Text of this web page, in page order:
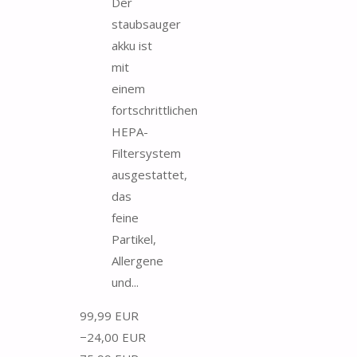
staubsauger
akku ist
mit
einem
fortschrittlichen
HEPA-
Filtersystem
ausgestattet,
das
feine
Partikel,
Allergene
und...
99,99 EUR
−24,00 EUR